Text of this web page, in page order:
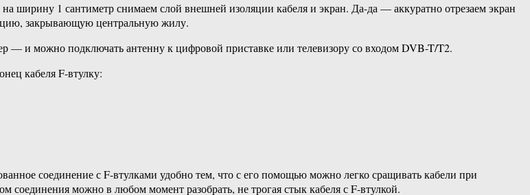
ширину 1 сантиметр снимаем слой внешней изоляции кабеля и экран. Да-да — аккуратно отрезаем экран
закрывающую центральную жилу.
— и можно подключать антенну к цифровой приставке или телевизору со входом DVB-T/T2.
кабеля F-втулку:
соединение с F-втулками удобно тем, что с его помощью можно легко сращивать кабели при
можно в любом момент разобрать, не трогая стык кабеля с F-втулкой.